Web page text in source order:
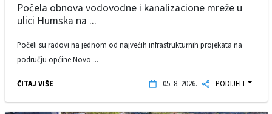
Počela obnova vodovodne i kanalizacione mreže u
ulici Humska na ...
Počeli su radovi na jednom od najvećih infrastrukturnih projekata na
području općine Novo ...
ČITAJ VIŠE 05. 8. 2026. PODIJELI